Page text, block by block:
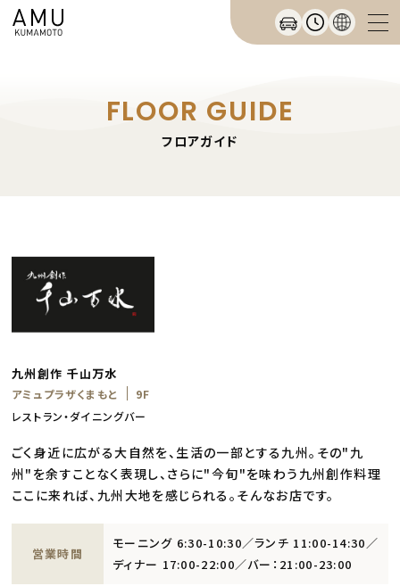
FLOOR GUIDE
フロアガイド
九州創作 千山万水
アミュプラザくまもと
9F
レストラン・ダイニングバー
ごく身近に広がる大自然を、生活の一部とする九州。その"九
州"を余すことなく表現し、さらに"今旬"を味わう九州創作料理
ここに来れば、九州大地を感じられる。そんなお店です。
営業時間
モーニング 6:30-10:30／ランチ 11:00-14:30／
ディナー 17:00-22:00／バー：21:00-23:00